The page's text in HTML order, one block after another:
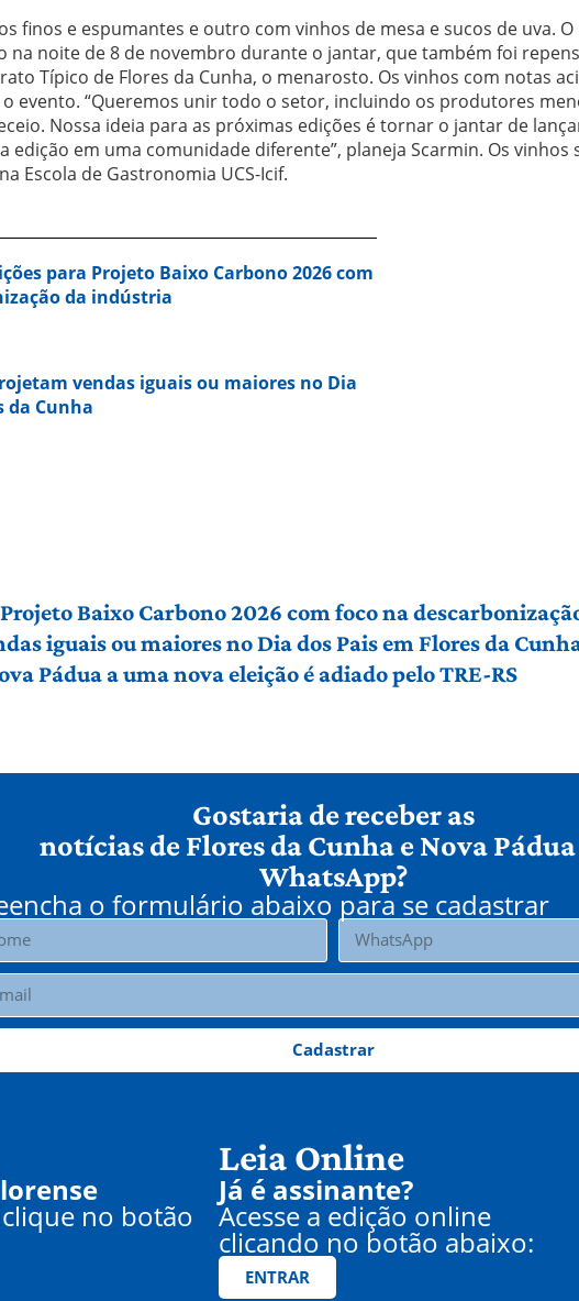
finos e espumantes e outro com vinhos de mesa e sucos de uva. O
na noite de 8 de novembro durante o jantar, que também foi
Típico de Flores da Cunha, o menarosto. Os vinhos com notas
evento. “Queremos unir todo o setor, incluindo os produtores
Nossa ideia para as próximas edições é tornar o jantar de
edição em uma comunidade diferente”, planeja Scarmin. Os vinhos
Escola de Gastronomia UCS-Icif.
para Projeto Baixo Carbono 2026 com
da indústria
vendas iguais ou maiores no Dia
da Cunha
Baixo Carbono 2026 com foco na
iguais ou maiores no Dia dos Pais em Flores da
Pádua a uma nova eleição é adiado pelo TRE-RS
Gostaria de receber as
notícias de Flores da Cunha e Nova
WhatsApp?
o formulário abaixo para se cadastrar
Cadastrar
no botão
Leia Online
Já é assinante?
Acesse a edição online
clicando no botão abaixo:
ENTRAR